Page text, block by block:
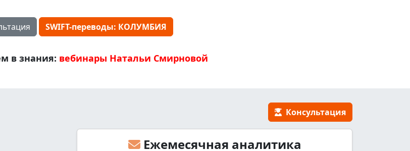
SWIFT-переводы: КОЛУМБИЯ
в знания: вебинары Натальи Смирновой
Консультация
Ежемесячная аналитика